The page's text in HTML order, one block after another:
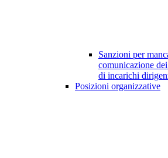
Sanzioni per
comunicazione
di incarichi
Posizioni organizzative